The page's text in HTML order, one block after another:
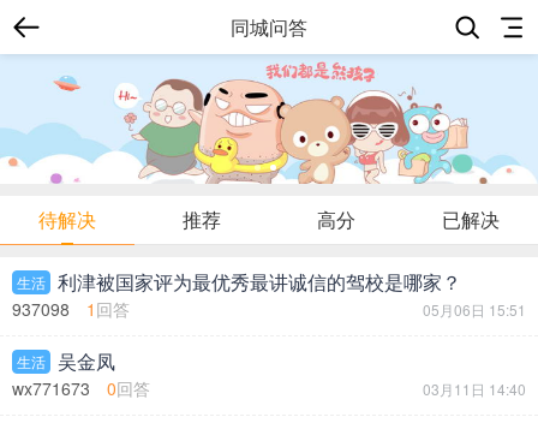
同城问答
待解决 推荐 高分 已解决
生活 利津被国家评为最优秀最讲诚信的驾校是哪家？
937098 1 回答 05月06日 15:51
生活 吴金凤
wx771673 0回答 03月11日 14:40